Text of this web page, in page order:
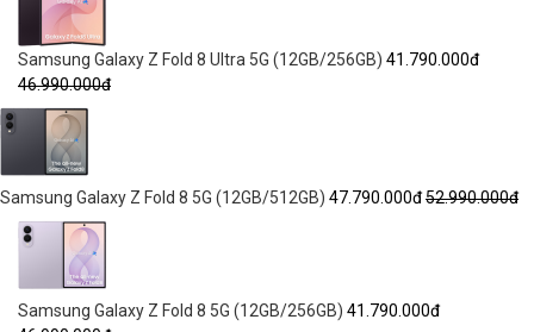
Samsung Galaxy Z Fold 8 Ultra 5G (12GB/256GB) 41.790.000đ
46.990.000đ
Samsung Galaxy Z Fold 8 5G (12GB/512GB) 47.790.000đ52.990.000đ
Samsung Galaxy Z Fold 8 5G (12GB/256GB) 41.790.000đ